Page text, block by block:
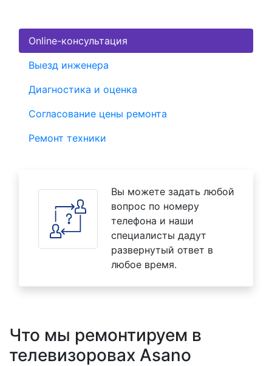
Online-консультация
Выезд инженера
Диагностика и оценка
Согласование цены ремонта
Ремонт техники
Вы можете задать любой
вопрос по номеру
телефона и наши
специалисты дадут
развернутый ответ в
любое время.
Что мы ремонтируем в
телевизоровах Asano